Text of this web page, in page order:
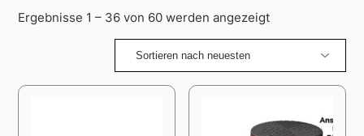
Ergebnisse 1 – 36 von 60 werden angezeigtSorted